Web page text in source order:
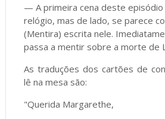
— A primeira cena deste
relógio, mas de lado, se parece
(Mentira) escrita nele.
passa a mentir sobre a morte de
As traduções dos cartões de
lê na mesa são:
"Querida Margarethe,